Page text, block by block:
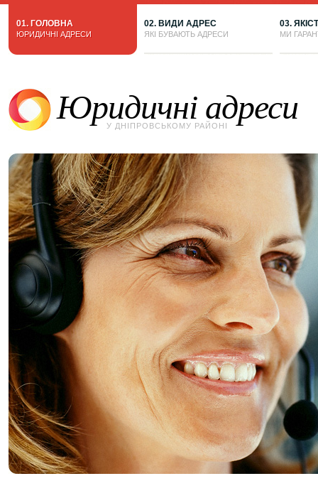
01. ГОЛОВНА
ЮРИДИЧНІ АДРЕСИ
02. ВИДИ АДРЕС
ЯКІ БУВАЮТЬ АДРЕСИ
03.
МИ
Юридичні адреси
У ДНІПРОВСЬКОМУ РАЙОНІ